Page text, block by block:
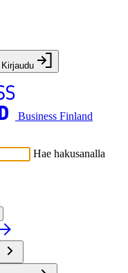
Kirjaudu
Business Finland
Hae hakusanalla